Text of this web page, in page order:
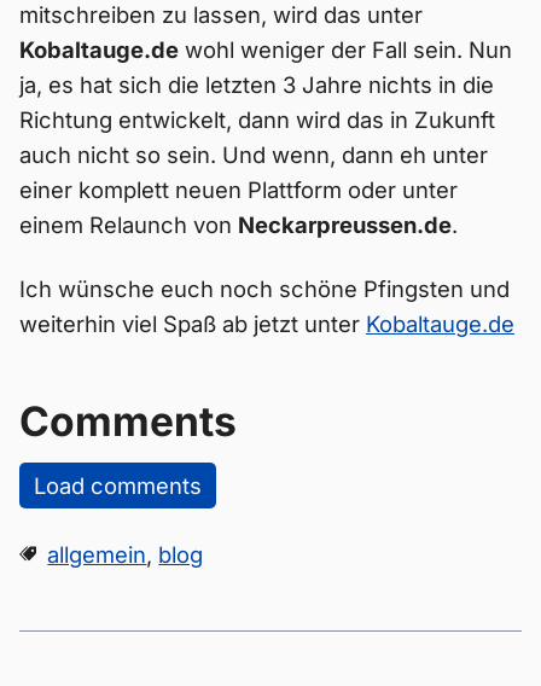
mitschreiben zu lassen, wird das unter
Kobaltauge.de wohl weniger der Fall sein. Nun
ja, es hat sich die letzten 3 Jahre nichts in die
Richtung entwickelt, dann wird das in Zukunft
auch nicht so sein. Und wenn, dann eh unter
einer komplett neuen Plattform oder unter
einem Relaunch von Neckarpreussen.de.
Ich wünsche euch noch schöne Pfingsten und
weiterhin viel Spaß ab jetzt unter Kobaltauge.de
Comments
Load comments
allgemein, blog